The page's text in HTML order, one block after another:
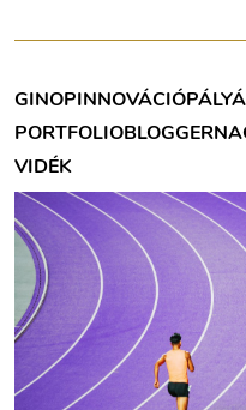
GINOPINNOVÁCIÓ
PORTFOLIOBLOGGER
VIDÉK